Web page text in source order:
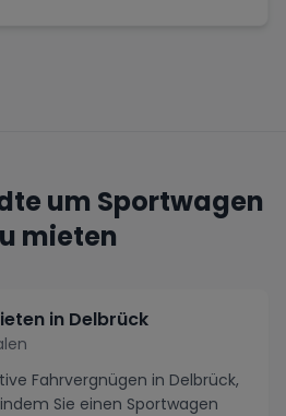
um Sportwagen
mieten
in Delbrück
Fahrvergnügen in Delbrück,
Sie einen Sportwagen